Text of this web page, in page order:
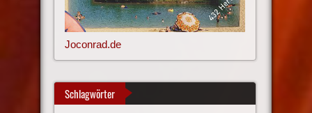
Joconrad.de
Schlagwörter